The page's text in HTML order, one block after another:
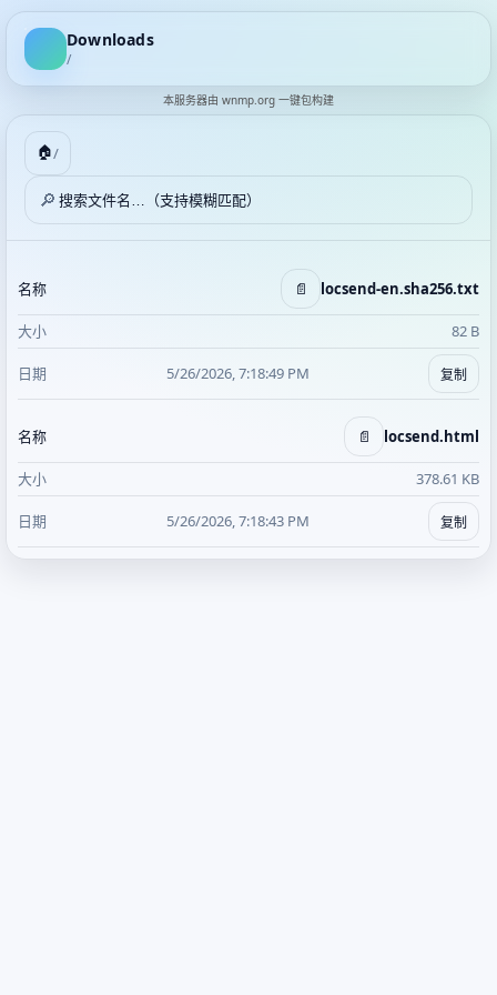
Downloads
/
本服务器由 wnmp.org 一键包构建
🏠/
🔎
📄 locsend-en.sha256.txt
82 B
5/26/2026, 7:18:49 PM 复制
📄 locsend.html
378.61 KB
5/26/2026, 7:18:43 PM 复制